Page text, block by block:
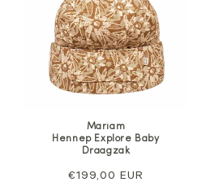
Mariam
Hennep Explore Baby
Draagzak
Normale
€199,00 EUR